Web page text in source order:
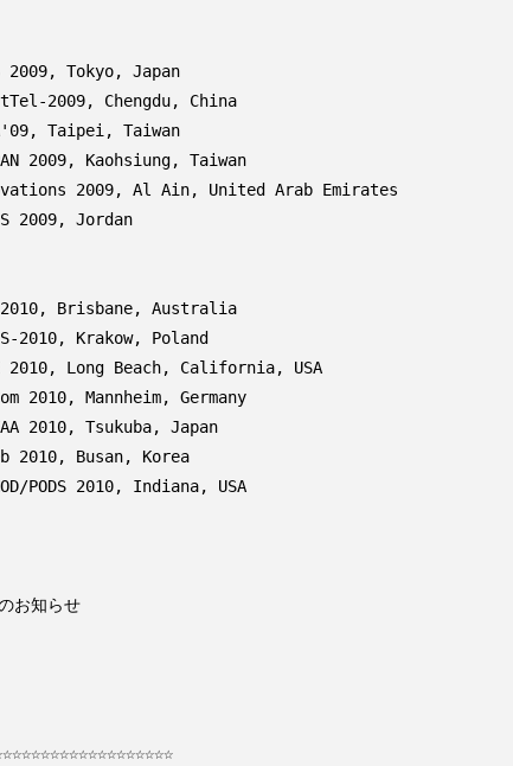
2009, Tokyo, Japan
2009, Chengdu, China
Taipei, Taiwan
2009, Kaohsiung, Taiwan
2009, Al Ain, United Arab Emirates
2009, Jordan
2010, Brisbane, Australia
2010, Krakow, Poland
Long Beach, California, USA
2010, Mannheim, Germany
2010, Tsukuba, Japan
2010, Busan, Korea
PODS 2010, Indiana, USA
お知らせ